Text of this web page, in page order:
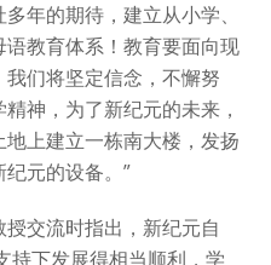
年的期待，建立从小学、
教育体系！教育要面向现
们将坚定信念，不懈努
神，为了新纪元的未来，
上建立一栋南大楼，发扬
元的设备。”
交流时指出，新纪元自
持下发展得相当顺利，学